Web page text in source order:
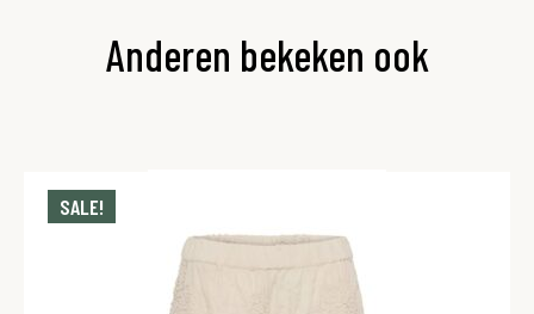
Anderen bekeken ook
SALE!